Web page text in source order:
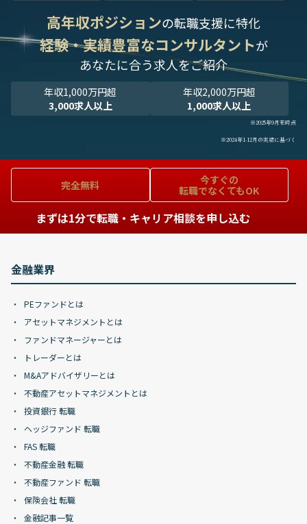
高年収ポジションの転職支援に特化
経験・実績豊富なコンサルタントが
あなたに合う求人をご紹介
年収1,000万円超
3,000求人以上
年収2,000万円超
1,000求人以上
※2025年9月末時点
※2024年1-12月の実績に基づく
完全無料
今すぐの
転職でなくてもOK
まずは1分で転職・キャリア相談を申し込む
金融業界
PEファンドとは
アセットマネジメントとは
ファンドマネージャーとは
トレーダーとは
M&Aアドバイザリーとは
不動産アセットマネジメントとは
投資銀行 転職
ヘッジファンド 転職
FAS 転職
不動産金融 転職
不動産ファンド 転職
保険会社 転職
金融記事一覧